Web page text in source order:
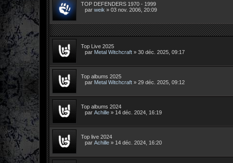
TOP DEFENDERS 1970 - 1999
par weik » 03 nov. 2006, 20:09
Top Live 2025
par Metal Witchcraft » 30 déc. 2025, 09:17
Top albums 2025
par Metal Witchcraft » 29 déc. 2025, 09:12
Top albums 2024
par Achille » 14 déc. 2024, 16:19
Top live 2024
par Achille » 14 déc. 2024, 16:20